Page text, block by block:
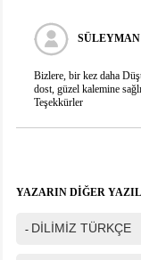
Bizlere, bir kez daha
dost, güzel kalemine
Teşekkürler
YAZARIN DİĞER
- DİLİMİZ TÜRKÇE